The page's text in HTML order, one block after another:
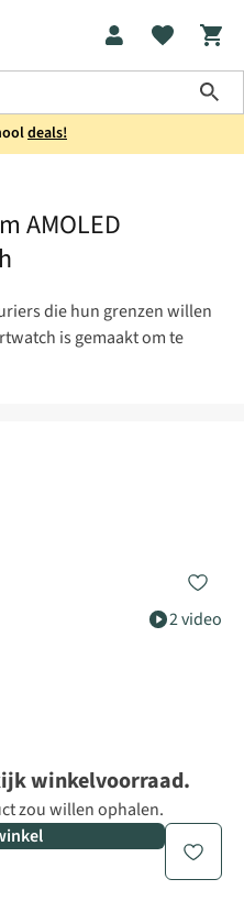
deals!
2 video
AMOLED
die hun grenzen willen
is gemaakt om te
winkelvoorraad.
zou willen ophalen.